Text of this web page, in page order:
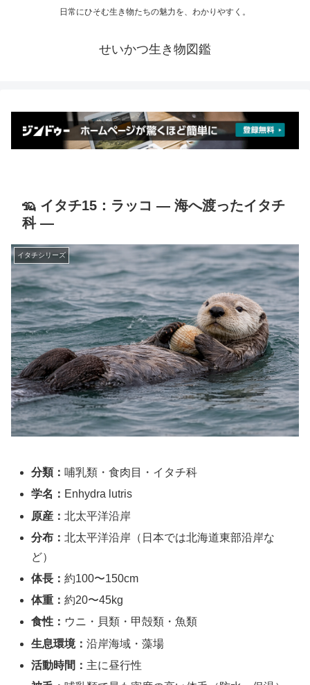
日常にひそむ生き物たちの魅力を、わかりやすく。
せいかつ生き物図鑑
🦡 イタチ15：ラッコ ― 海へ渡ったイタチ
科 ―
イタチシリーズ
分類： 哺乳類・食肉目・イタチ科
学名： Enhydra lutris
原産：北太平洋沿岸
分布：北太平洋沿岸（日本では北海道東部沿岸な
ど）
体長：約100〜150cm
体重：約20〜45kg
食性： ウニ・貝類・甲殻類・魚類
生息環境：沿岸海域・藻場
活動時間： 主に昼行性